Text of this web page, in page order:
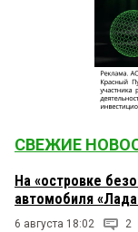
СВЕЖИЕ
На «островке
автомобиля
6 августа 18:02 2